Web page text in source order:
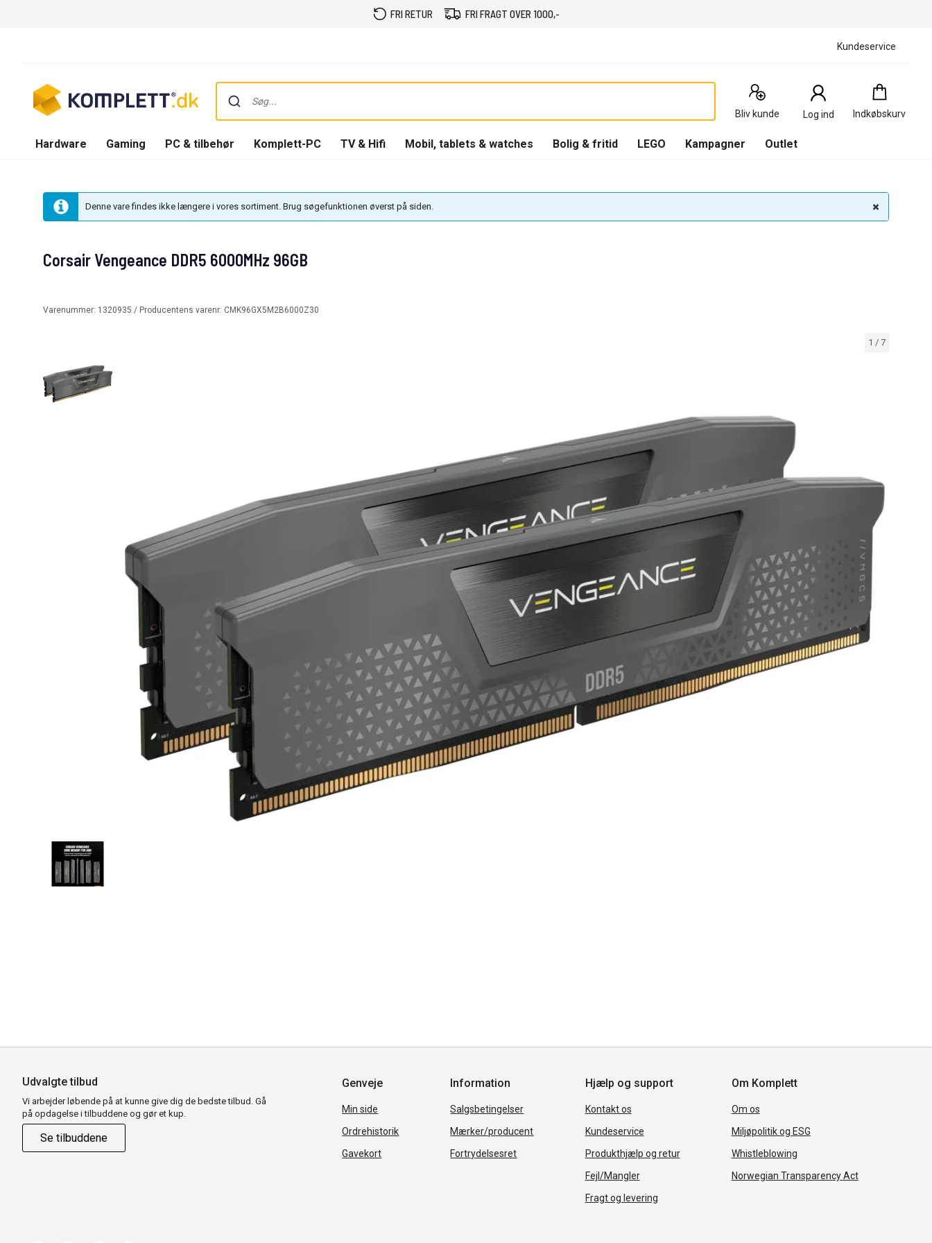
FRI RETUR FRI FRAGT OVER 1000,-
Kundeservice
Bliv kunde Log ind Indkøbskurv
Indkøbskurv
0
Produkter
Hardware Gaming PC & tilbehør Komplett-PC TV & Hifi Mobil, tablets & watches Bolig & fritid LEGO Kampagner Outlet
Denne vare findes ikke længere i vores sortiment. Brug søgefunktionen øverst på siden.
1 / 7
Corsair Vengeance DDR5 6000MHz 96GB
Varenummer: 1320935 / Producentens varenr: CMK96GX5M2B6000Z30
Udvalgte tilbud
Vi arbejder løbende på at kunne give dig de bedste tilbud. Gå
på opdagelse i tilbuddene og gør et kup.
Se tilbuddene
Genveje
Min side
Ordrehistorik
Gavekort
Information
Salgsbetingelser
Mærker/producent
Fortrydelsesret
Hjælp og support
Kontakt os
Kundeservice
Produkthjælp og retur
Fejl/Mangler
Fragt og levering
Om Komplett
Om os
Miljøpolitik og ESG
Whistleblowing
Norwegian Transparency Act